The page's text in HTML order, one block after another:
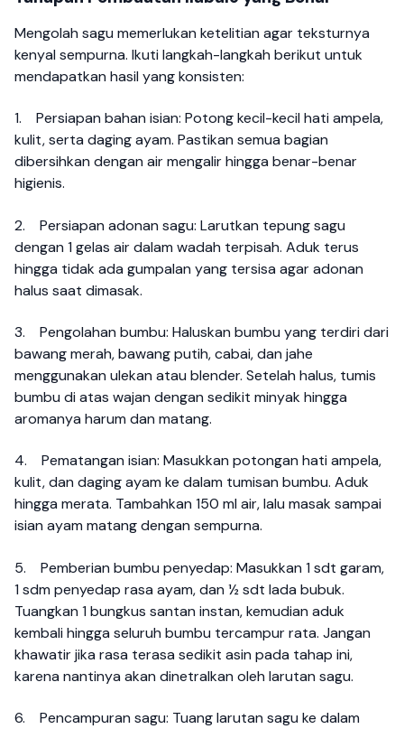
Mengolah sagu memerlukan ketelitian agar teksturnya
kenyal sempurna. Ikuti langkah-langkah berikut untuk
mendapatkan hasil yang konsisten:
1. Persiapan bahan isian: Potong kecil-kecil hati ampela,
kulit, serta daging ayam. Pastikan semua bagian
dibersihkan dengan air mengalir hingga benar-benar
higienis.
2. Persiapan adonan sagu: Larutkan tepung sagu
dengan 1 gelas air dalam wadah terpisah. Aduk terus
hingga tidak ada gumpalan yang tersisa agar adonan
halus saat dimasak.
3. Pengolahan bumbu: Haluskan bumbu yang terdiri dari
bawang merah, bawang putih, cabai, dan jahe
menggunakan ulekan atau blender. Setelah halus, tumis
bumbu di atas wajan dengan sedikit minyak hingga
aromanya harum dan matang.
4. Pematangan isian: Masukkan potongan hati ampela,
kulit, dan daging ayam ke dalam tumisan bumbu. Aduk
hingga merata. Tambahkan 150 ml air, lalu masak sampai
isian ayam matang dengan sempurna.
5. Pemberian bumbu penyedap: Masukkan 1 sdt garam,
1 sdm penyedap rasa ayam, dan ½ sdt lada bubuk.
Tuangkan 1 bungkus santan instan, kemudian aduk
kembali hingga seluruh bumbu tercampur rata. Jangan
khawatir jika rasa terasa sedikit asin pada tahap ini,
karena nantinya akan dinetralkan oleh larutan sagu.
6. Pencampuran sagu: Tuang larutan sagu ke dalam